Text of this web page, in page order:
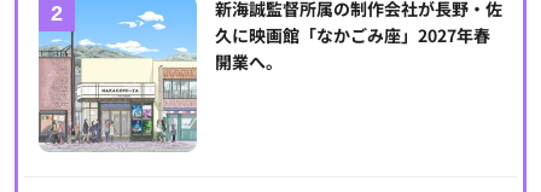
新海誠監督所属の制作会社が長野・佐
久に映画館「なかごみ座」2027年春
開業へ。